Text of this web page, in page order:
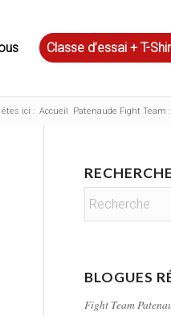
Classe d’essai + T-
êtes ici : Accueil Patenaude Fight Team
RECHERCHE
BLOGUES
Fight Team